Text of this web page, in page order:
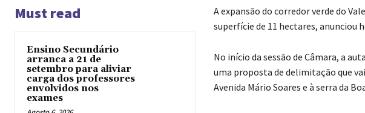
Must read
Ensino Secundário
arranca a 21 de
setembro para aliviar
carga dos professores
envolvidos nos
exames
A expansão do corredor verde do
superfície de 11 hectares, anunciou
No início da sessão de Câmara, a
uma proposta de delimitação que
Avenida Mário Soares e à serra da